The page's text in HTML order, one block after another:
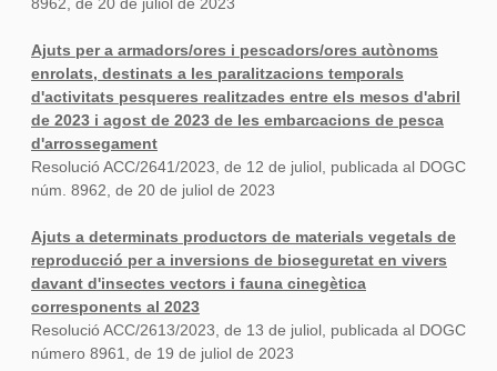
Ajuts per a armadors/ores i pescadors/ores autònoms
enrolats, destinats a les paralitzacions temporals
d'activitats pesqueres realitzades entre els mesos d'abril
de 2023 i agost de 2023 de les embarcacions de pesca
d'arrossegament
Resolució ACC/2641/2023, de 12 de juliol, publicada al DOGC
núm. 8962, de 20 de juliol de 2023
Ajuts a determinats productors de materials vegetals de
reproducció per a inversions de bioseguretat en vivers
davant d'insectes vectors i fauna cinegètica
corresponents al 2023
Resolució ACC/2613/2023, de 13 de juliol, publicada al DOGC
número 8961, de 19 de juliol de 2023